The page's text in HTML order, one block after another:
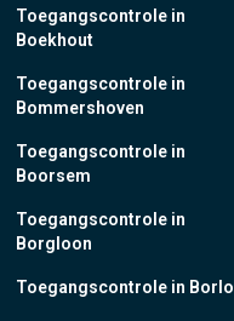
Toegangscontrole in
Boekhout
Toegangscontrole in
Bommershoven
Toegangscontrole in
Boorsem
Toegangscontrole in
Borgloon
Toegangscontrole in Borlo